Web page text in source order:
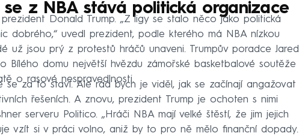
se z NBA stává politická organizace
Donald Trump. „Z ligy se stalo něco jako politická
dobrého,“ uvedl prezident, podle kterého má NBA nízkou
už jsou prý z protestů hráčů unaveni. Trumpův poradce Jared
Bílého domu největší hvězdu zámořské basketbalové soutěže
o rasové nespravedlnosti.
se za to staví. Ale rád bych je viděl, jak se začínají angažovat
řešeních. A znovu, prezident Trump je ochoten s nimi
serveru Politico. „Hráči NBA mají velké štěstí, že jim jejich
vzít si v práci volno, aniž by to pro ně mělo finanční dopady.